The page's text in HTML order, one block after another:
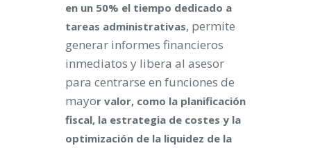
en un 50% el tiempo dedicado a
tareas administrativas, permite
generar informes financieros
inmediatos y libera al asesor
para centrarse en funciones de
mayor valor, como la planificación
fiscal, la estrategia de costes y la
optimización de la liquidez de la